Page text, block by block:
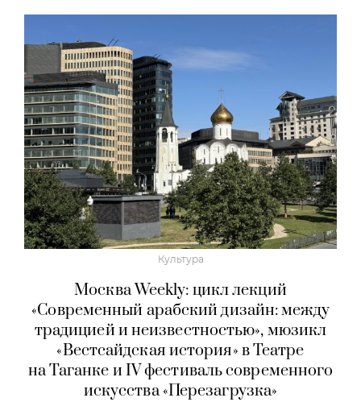
Культура
Москва Weekly: цикл лекций
«Современный арабский дизайн: между
традицией и неизвестностью», мюзикл
«Вестсайдская история» в Театре
на Таганке и IV фестиваль современного
искусства «Перезагрузка»